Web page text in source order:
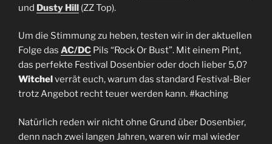
und Dusty Hill (ZZ Top).
Um die Stimmung zu heben, testen wir in der aktuellen
Folge das AC/DC Pils “Rock Or Bust”. Mit einem Pint,
das perfekte Festival Dosenbier oder doch lieber 5,0?
Witchelverrät euch, warum das standard Festival-Bier
trotz Angebot recht teuer werden kann. #kaching
Natürlich reden wir nicht ohne Grund über Dosenbier,
denn nach zwei langen Jahren, waren wir mal wieder